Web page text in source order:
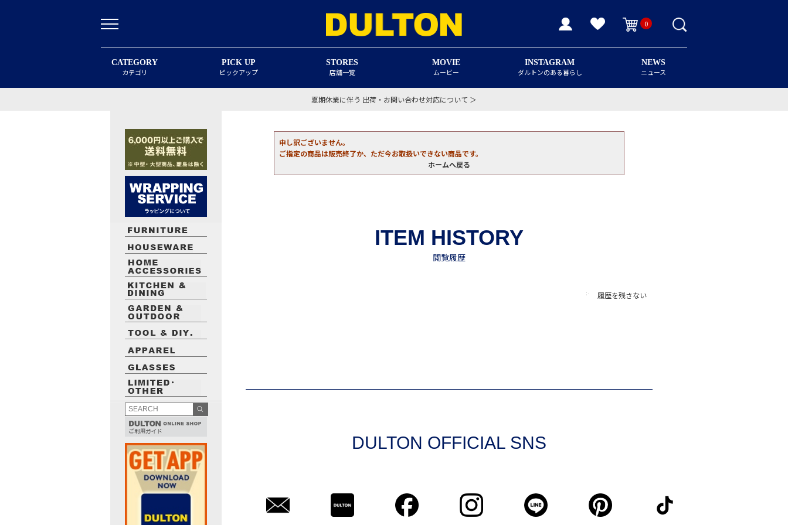
0
CATEGORY
カテゴリ
PICK UP
ピックアップ
STORES
店舗一覧
MOVIE
ムービー
INSTAGRAM
ダルトンのある暮らし
NEWS
ニュース
夏期休業に伴う 出荷・お問い合わせ対応について ＞
申し訳ございません。
ご指定の商品は販売終了か、ただ今お取扱いできない商品です。
ホームへ戻る
履歴を残さない
DULTON OFFICIAL SNS